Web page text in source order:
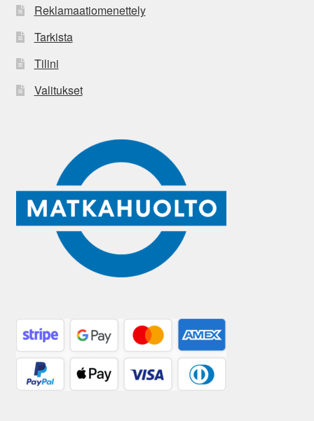
Reklamaatiomenettely
Tarkista
Tilini
Valitukset